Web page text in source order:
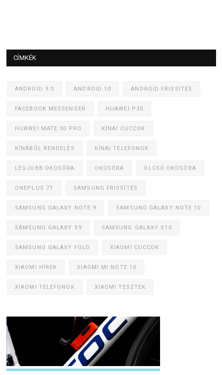
CÍMKÉK
ANDROID 9.0 ANDROID 10 ANDROID FRISSÍTÉS
FACEBOOK MESSENGER HUAWEI P30
HUAWEI MATE 30 PRO KÍNAI CUCCOK
KÍNÁBÓL RENDELÉS KÍNAI TELEFONOK
LEGJOBB OKOSÓRA OKOSÓRA OLCSÓ OKOSÓRA
ONEPLUS 7T SAMSUNG FRISSÍTÉS
SAMSUNG GALAXY NOTE 9 SAMSUNG GALAXY NOTE 10
SAMSUNG GALAXY S9 SAMSUNG GALAXY S10
SAMSUNG GALAXY FOLD XIAOMI CUCCOK
XIAOMI HÍREK XIAOMI MI NOTE 10
XIAOMI TELEFONOK XIAOMI TESZTEK